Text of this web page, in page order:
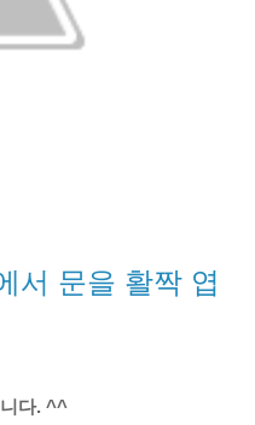
서 문을 활짝 엽
다. ^^